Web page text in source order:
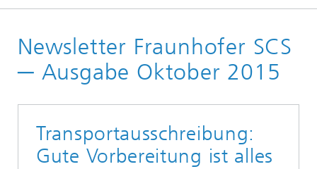
Newsletter
Newsletter-Archiv
Newsletter 03/2015
Newsletter Fraunhofer SCS
─ Ausgabe Oktober 2015
Transportausschreibung:
Gute Vorbereitung ist alles